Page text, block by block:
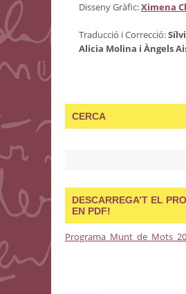
Disseny Gràfic:Ximena
Traducció i Correcció:
Alicia Molina i Àngels
CERCA
DESCARREGA’T EL
EN PDF!